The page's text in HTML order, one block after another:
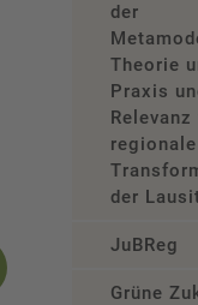
der
Theorie
Praxis
Relevanz
regionale
der
JuBReg
Grüne